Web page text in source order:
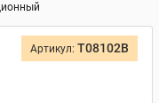
Артикул: T08102B